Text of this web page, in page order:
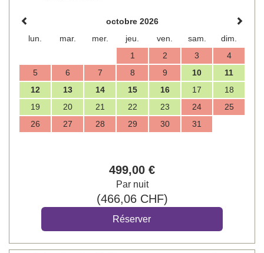
octobre 2026
lun.
mar. mer. jeu. ven. sam.
dim.
1
2 3
4
5
6 7 8 9 10
11
12
13 14 15 16 17
18
19
20 21 22 23 24
25
26
27 28 29 30 31
499,00 €
Par nuit
(466,06CHF)